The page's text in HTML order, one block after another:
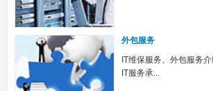
外包服务
IT维保服务、外包服务
IT服务承...